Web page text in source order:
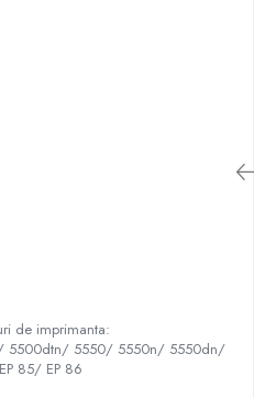
de imprimanta:
5500dtn/ 5550/ 5550n/ 5550dn/
85/ EP 86